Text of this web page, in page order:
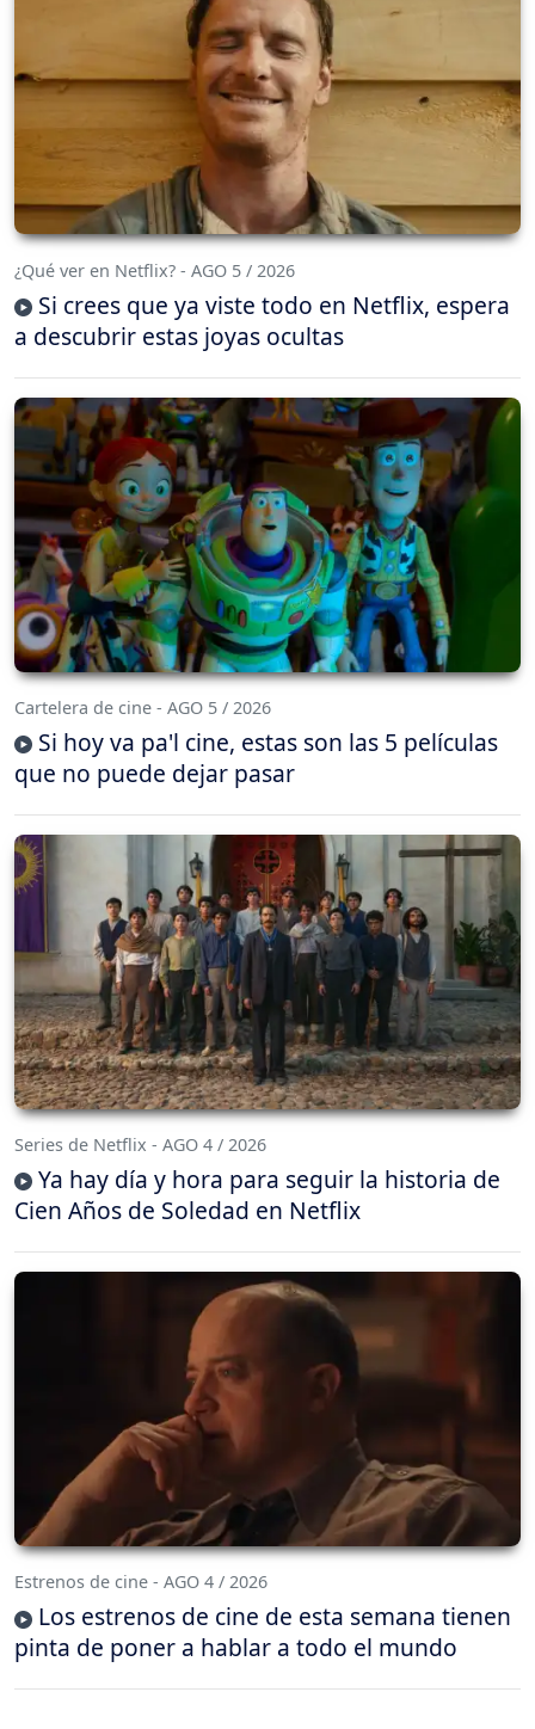
¿Qué ver en Netflix? - AGO 5 / 2026
Si crees que ya viste todo en Netflix, espera
a descubrir estas joyas ocultas
Cartelera de cine - AGO 5 / 2026
Si hoy va pa'l cine, estas son las 5 películas
que no puede dejar pasar
Series de Netflix - AGO 4 / 2026
Ya hay día y hora para seguir la historia de
Cien Años de Soledad en Netflix
Estrenos de cine - AGO 4 / 2026
Los estrenos de cine de esta semana tienen
pinta de poner a hablar a todo el mundo